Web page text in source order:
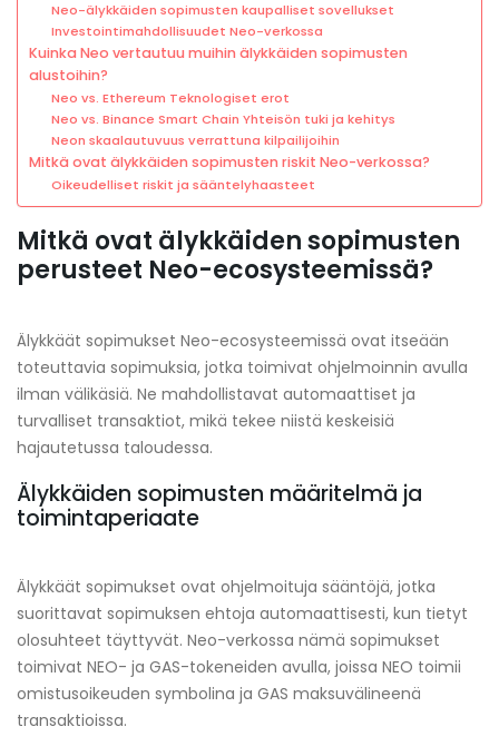
Neo-älykkäiden sopimusten kaupalliset sovellukset
Investointimahdollisuudet Neo-verkossa
Kuinka Neo vertautuu muihin älykkäiden sopimusten
alustoihin?
Neo vs. Ethereum Teknologiset erot
Neo vs. Binance Smart Chain Yhteisön tuki ja kehitys
Neon skaalautuvuus verrattuna kilpailijoihin
Mitkä ovat älykkäiden sopimusten riskit Neo-verkossa?
Oikeudelliset riskit ja sääntelyhaasteet
Mitkä ovat älykkäiden sopimusten
perusteet Neo-ecosysteemissä?
Älykkäät sopimukset Neo-ecosysteemissä ovat itseään
toteuttavia sopimuksia, jotka toimivat ohjelmoinnin avulla
ilman välikäsiä. Ne mahdollistavat automaattiset ja
turvalliset transaktiot, mikä tekee niistä keskeisiä
hajautetussa taloudessa.
Älykkäiden sopimusten määritelmä ja
toimintaperiaate
Älykkäät sopimukset ovat ohjelmoituja sääntöjä, jotka
suorittavat sopimuksen ehtoja automaattisesti, kun tietyt
olosuhteet täyttyvät. Neo-verkossa nämä sopimukset
toimivat NEO- ja GAS-tokeneiden avulla, joissa NEO toimii
omistusoikeuden symbolina ja GAS maksuvälineenä
transaktioissa.